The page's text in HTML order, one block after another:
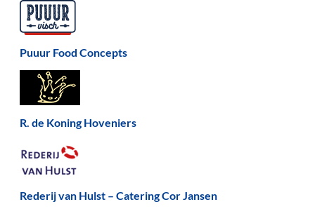
Puuur Food Concepts
R. de Koning Hoveniers
Rederij van Hulst – Catering Cor Jansen